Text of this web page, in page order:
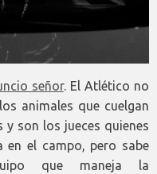
señor. El Atlético no
animales que cuelgan
son los jueces quienes
en el campo, pero sabe
que maneja la